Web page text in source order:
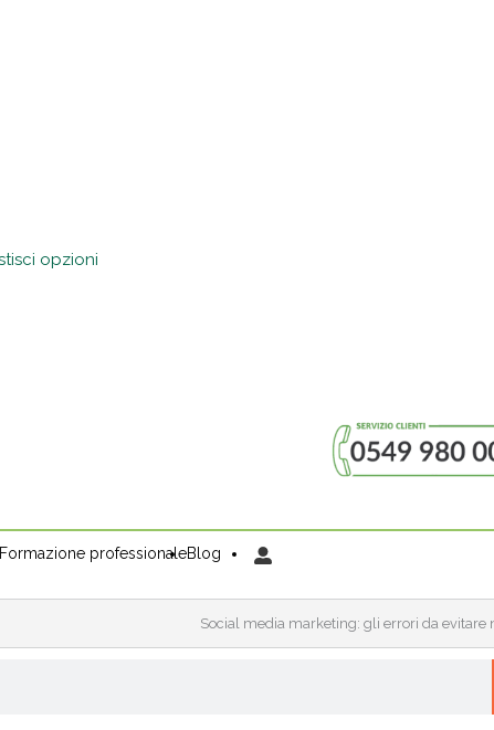
opzioni
Formazione professionaleBlog
Social media marketing: gli errori da evitare